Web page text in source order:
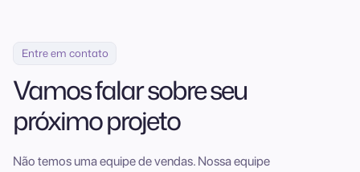
Entre em contato
Vamos falar sobre seu
próximo projeto
Não temos uma equipe de vendas. Nossa equipe